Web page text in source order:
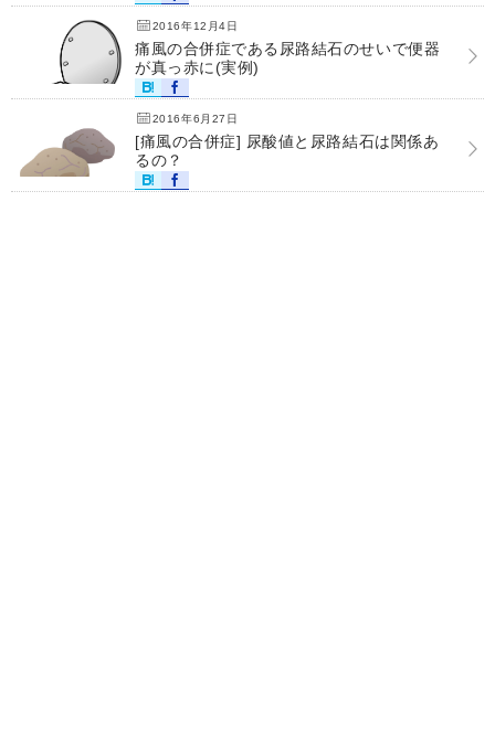
2016年12月4日
痛風の合併症である尿路結石のせいで便器
が真っ赤に(実例)
2016年6月27日
[痛風の合併症] 尿酸値と尿路結石は関係あ
るの？